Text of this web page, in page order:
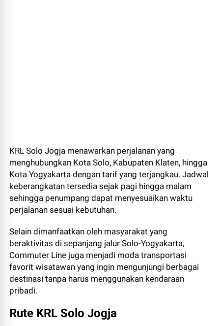
KRL Solo Jogja menawarkan perjalanan yang
menghubungkan Kota Solo, Kabupaten Klaten, hingga
Kota Yogyakarta dengan tarif yang terjangkau. Jadwal
keberangkatan tersedia sejak pagi hingga malam
sehingga penumpang dapat menyesuaikan waktu
perjalanan sesuai kebutuhan.
Selain dimanfaatkan oleh masyarakat yang
beraktivitas di sepanjang jalur Solo-Yogyakarta,
Commuter Line juga menjadi moda transportasi
favorit wisatawan yang ingin mengunjungi berbagai
destinasi tanpa harus menggunakan kendaraan
pribadi.
Rute KRL Solo Jogja